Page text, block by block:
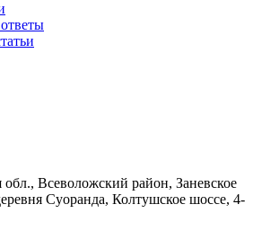
обл., Всеволожский район, Заневское
Суоранда, Колтушское шоссе, 4-